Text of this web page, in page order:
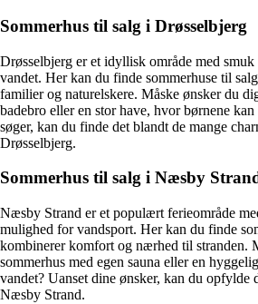
Sommerhus til salg i Drøsselbjerg
Drøsselbjerg er et idyllisk område med
vandet. Her kan du finde sommerhuse til
familier og naturelskere. Måske ønsker du
badebro eller en stor have, hvor børnene
søger, kan du finde det blandt de mange
Drøsselbjerg.
Sommerhus til salg i Næsby
Næsby Strand er et populært ferieområde
mulighed for vandsport. Her kan du finde
kombinerer komfort og nærhed til stranden.
sommerhus med egen sauna eller en
vandet? Uanset dine ønsker, kan du opfylde
Næsby Strand.